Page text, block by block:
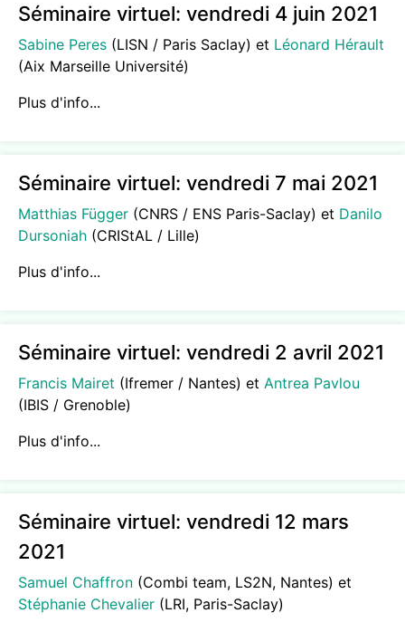
Séminaire virtuel: vendredi 4 juin 2021
Sabine Peres (LISN / Paris Saclay) et Léonard Hérault
(Aix Marseille Université)
Plus d'info...
Séminaire virtuel: vendredi 7 mai 2021
Matthias Függer (CNRS / ENS Paris-Saclay) et Danilo
Dursoniah (CRIStAL / Lille)
Plus d'info...
Séminaire virtuel: vendredi 2 avril 2021
Francis Mairet (Ifremer / Nantes) et Antrea Pavlou
(IBIS / Grenoble)
Plus d'info...
Séminaire virtuel: vendredi 12 mars
2021
Samuel Chaffron (Combi team, LS2N, Nantes) et
Stéphanie Chevalier (LRI, Paris-Saclay)